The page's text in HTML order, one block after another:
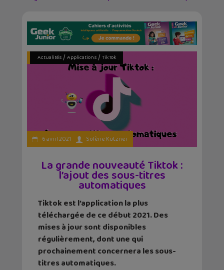
Actualités/ Applications/ TikTok
6 avril 2021 Solène Kutzner
La grande nouveauté Tiktok :
l’ajout des sous-titres
automatiques
Tiktok est l’application la plus
téléchargée de ce début 2021.Des
mises à jour sont disponibles
régulièrement, dont une qui
prochainement concernera les sous-
titres automatiques.